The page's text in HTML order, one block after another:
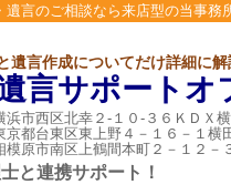
遺言のご相談なら来店型の当事
遺言作成についてだけ詳細に
言サポートオ
市西区北幸２-１０-３６ＫＤＸ
都台東区東上野４－１６－１横
原市南区上鶴間本町２－１２－
と連携サポート！